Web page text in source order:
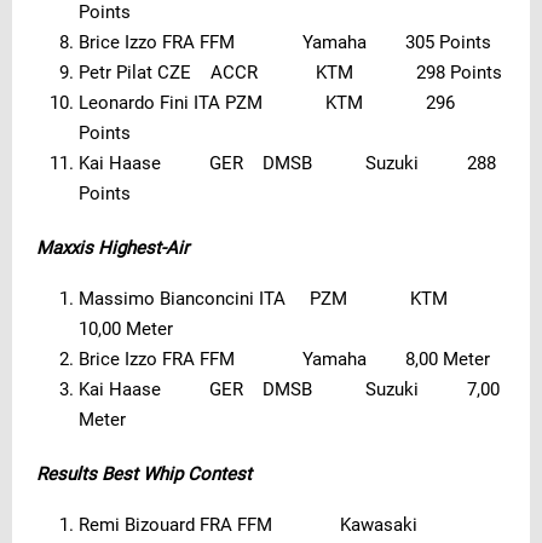
Points
Brice Izzo FRA FFM Yamaha 305 Points
Petr Pilat CZE ACCR KTM 298 Points
Leonardo Fini ITA PZM KTM 296
Points
Kai Haase GER DMSB Suzuki 288
Points
Maxxis Highest-Air
Massimo Bianconcini ITA PZM KTM
10,00 Meter
Brice Izzo FRA FFM Yamaha 8,00 Meter
Kai Haase GER DMSB Suzuki 7,00
Meter
Results Best Whip Contest
Remi Bizouard FRA FFM Kawasaki